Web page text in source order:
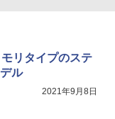
リタイプのステ
ル
2021年9月8日